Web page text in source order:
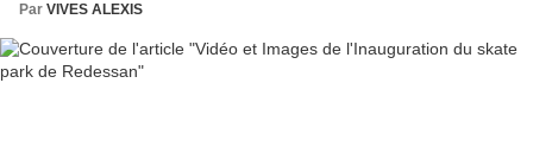
Par VIVES ALEXIS